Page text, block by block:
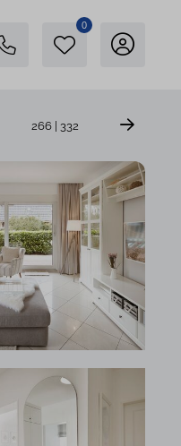
0
266 | 332